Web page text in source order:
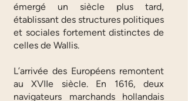
émergé un siècle plus tard,
établissant des structures politiques
et sociales fortement distinctes de
celles de Wallis.
L’arrivée des Européens remontent
au XVIIe siècle. En 1616, deux
navigateurs marchands hollandais